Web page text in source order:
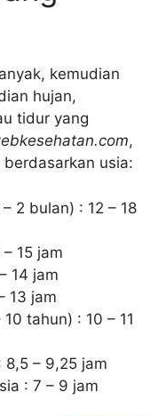
kemudian
hujan,
tidur yang
,
usia:
2 bulan) : 12 – 18
15 jam
14 jam
13 jam
tahun) : 10 – 11
8,5 – 9,25 jam
: 7 – 9 jam